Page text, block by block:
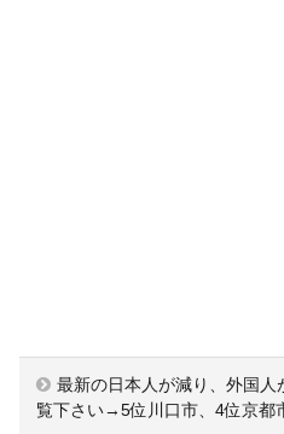
最新の日本人が減り、外国
覧下さい→5位川口市、4位京都